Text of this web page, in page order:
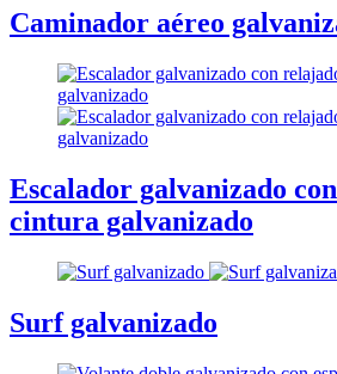
Caminador aéreo
Escalador galvanizado
cintura galvanizado
Surf galvanizado